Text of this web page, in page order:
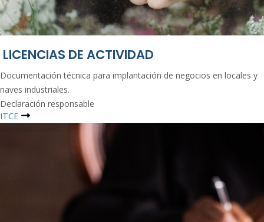
LICENCIAS DE ACTIVIDAD
Documentación técnica para implantación de negocios en locales y
naves industriales.
Declaración responsable
ITCE